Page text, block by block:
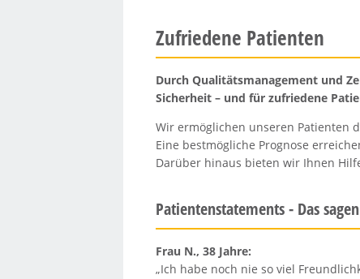
Zufriedene Patienten
Durch Qualitätsmanagement und
Sicherheit – und für zufriedene
Wir ermöglichen unseren Patienten
Eine bestmögliche Prognose
Darüber hinaus bieten wir Ihnen
Patientenstatements - Das
Frau N., 38 Jahre:
„Ich habe noch nie so viel